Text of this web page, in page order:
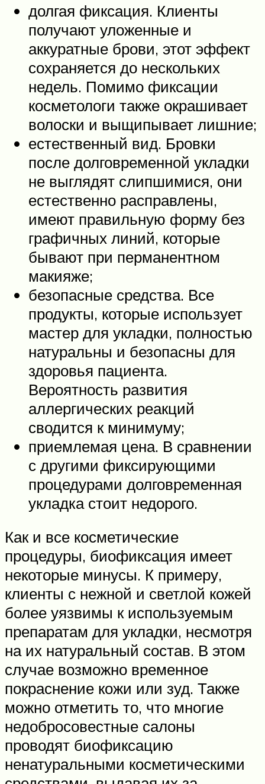
долгая фиксация. Клиенты
получают уложенные и
аккуратные брови, этот эффект
сохраняется до нескольких
недель. Помимо фиксации
косметологи также окрашивает
волоски и выщипывает лишние;
естественный вид. Бровки
после долговременной укладки
не выглядят слипшимися, они
естественно расправлены,
имеют правильную форму без
графичных линий, которые
бывают при перманентном
макияже;
безопасные средства. Все
продукты, которые использует
мастер для укладки, полностью
натуральны и безопасны для
здоровья пациента.
Вероятность развития
аллергических реакций
сводится к минимуму;
приемлемая цена. В сравнении
с другими фиксирующими
процедурами долговременная
укладка стоит недорого.
Как и все косметические
процедуры, биофиксация имеет
некоторые минусы. К примеру,
клиенты с нежной и светлой кожей
более уязвимы к используемым
препаратам для укладки, несмотря
на их натуральный состав. В этом
случае возможно временное
покраснение кожи или зуд. Также
можно отметить то, что многие
недобросовестные салоны
проводят биофиксацию
ненатуральными косметическими